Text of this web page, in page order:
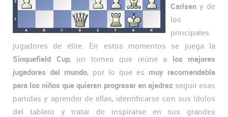
Carlsen y de
los
principales
jugadores de élite. En estos momentos se juega la
Sinquefield Cup, un torneo que reúne a los mejores
jugadores del mundo, por lo que es muy recomendable
para los niños que quieren progresar en ajedrez seguir esas
partidas y aprender de ellas, identificarse con sus ídolos
del tablero y tratar de inspirarse en sus grandes